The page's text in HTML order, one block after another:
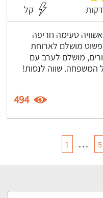
קל
טעימה חריפה
פשוט מושלם לארוחת
מושלם לערב עם
המשפחה. שווה לנסות!
494
1 … 5